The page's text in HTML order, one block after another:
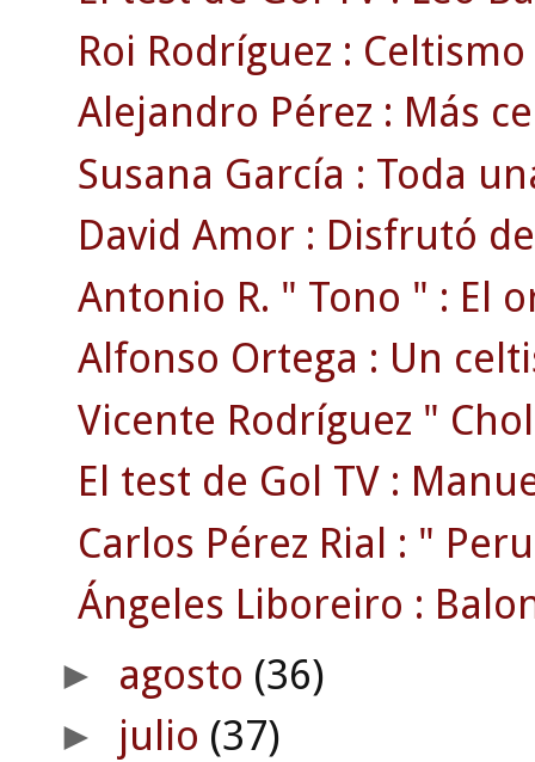
Roi Rodríguez :
Alejandro Pérez : Más
Susana García : Toda
David Amor : Disfrutó
Antonio R. " Tono " : El
Alfonso Ortega : Un
Vicente Rodríguez "
El test de Gol TV :
Carlos Pérez Rial : "
Ángeles Liboreiro :
► agosto (36)
► julio (37)